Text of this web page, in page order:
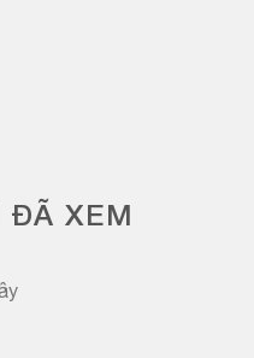
ĐÃ XEM